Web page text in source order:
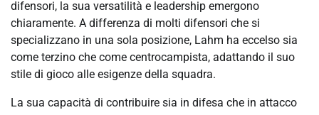
difensori, la sua versatilità e leadership emergono
chiaramente. A differenza di molti difensori che si
specializzano in una sola posizione, Lahm ha eccelso sia
come terzino che come centrocampista, adattando il suo
stile di gioco alle esigenze della squadra.
La sua capacità di contribuire sia in difesa che in attacco